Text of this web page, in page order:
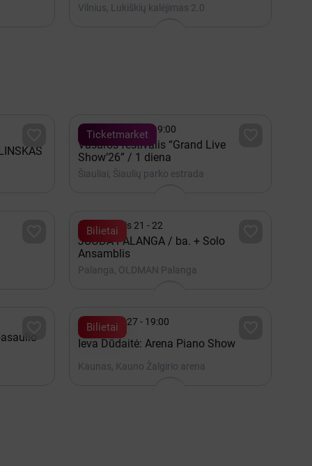
Vilnius, Lukiškių kalėjimas 2.0
Ticketmarket
Rugpjūtis 07 - 19:00
Vasaros festivalis “Grand Live
Show’26” / 1 diena
Šiauliai, Šiaulių parko estrada
Bilietai
Rugpjūtis 21 - 22
JUODA PALANGA / ba. + Solo
Ansamblis
Palanga, OLDMAN Palanga
Bilietai
Gruodis 27 - 19:00
Ieva Dūdaitė: Arena Piano Show
Kaunas, Kauno Žalgirio arena